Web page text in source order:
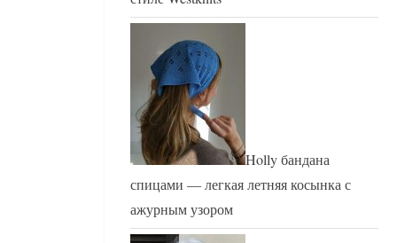
Holly бандана
спицами — легкая летняя косынка с
ажурным узором